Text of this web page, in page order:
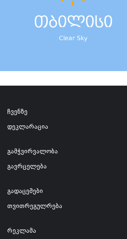
თბილისი
Clear Sky
ჩვენზე
დეკლარაცია
გამჭვირვალობა
გავრცელება
გადაცემები
თვითრეგულრება
რეკლამა